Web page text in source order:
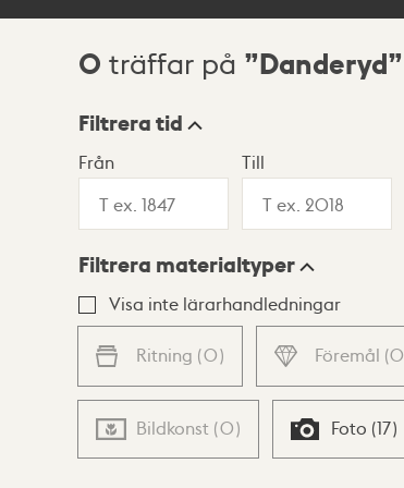
Sökresultat
0 träffar på Danderyd
Visningsläge
Lista Karta
Filtrera tid
Från Till
Filtrera materialtyper
Visa inte lärarhandledningar
Ritning (0) Föremål (0
Bildkonst (0) Foto (17)